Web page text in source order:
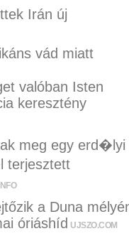
Irán új
vád miatt
valóban Isten
keresztény
meg egy erd�lyi
terjesztett
a Duna
óriáshíd UJSZO.COM